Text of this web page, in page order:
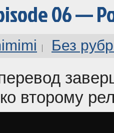
06 —
Без
ко второму